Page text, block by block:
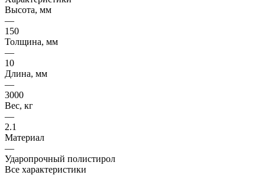
Высота, мм
—
150
Толщина, мм
—
10
Длина, мм
—
3000
Вес, кг
—
2.1
Материал
—
Ударопрочный полистирол
Все характеристики